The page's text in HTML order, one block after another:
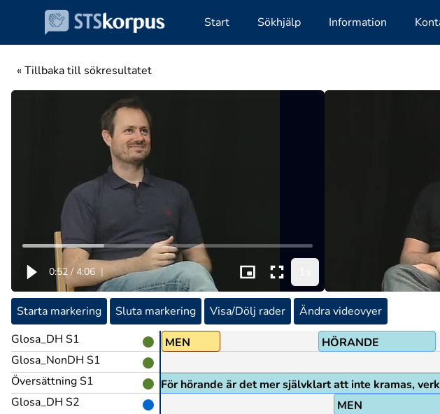
Start Sökhjälp Information
« Tillbaka till sökresultatet
0:52 / 4:06 |
Starta markering Sluta markering Visa/Dölj rader
Ändra videovyer
Glosa_DH S1
Glosa_NonDH S1
Översättning S1
Glosa_DH S2
MEN HÖRANDE
För hörande är det mer självklart att inte kramas,
MEN